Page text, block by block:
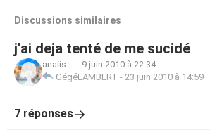
Discussions similaires
j'ai deja tenté de me sucidé
anaiis.... - 9 juin 2010 à 22:34
GégéLAMBERT - 23 juin 2010 à 14:59
7 réponses